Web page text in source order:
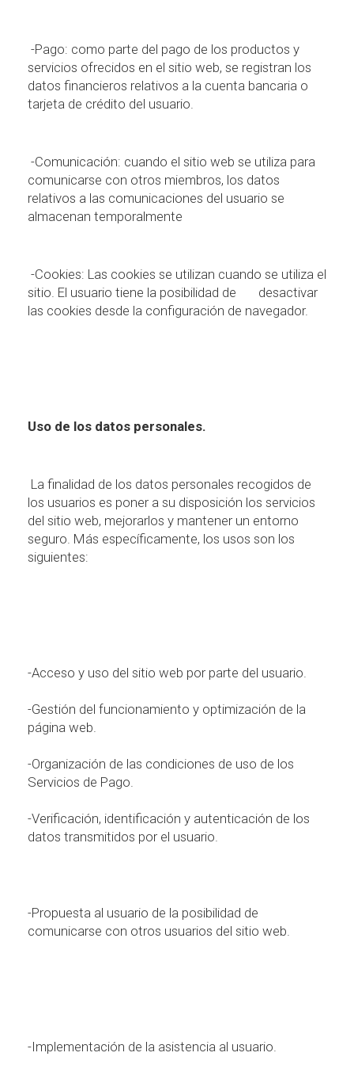
-Pago: como parte del pago de los productos y
servicios ofrecidos en el sitio web, se registran los
datos financieros relativos a la cuenta bancaria o
tarjeta de crédito del usuario.
-Comunicación: cuando el sitio web se utiliza para
comunicarse con otros miembros, los datos
relativos a las comunicaciones del usuario se
almacenan temporalmente
-Cookies: Las cookies se utilizan cuando se utiliza el
sitio. El usuario tiene la posibilidad de
desactivar
las cookies desde la configuración de navegador.
Uso de los datos personales.
La finalidad de los datos personales recogidos de
los usuarios es poner a su disposición los servicios
del sitio web, mejorarlos y mantener un entorno
seguro. Más específicamente, los usos son los
siguientes:
-Acceso y uso del sitio web por parte del usuario.
-Gestión del funcionamiento y optimización de la
página web.
-Organización de las condiciones de uso de los
Servicios de Pago.
-Verificación, identificación y autenticación de los
datos transmitidos por el usuario.
-Propuesta al usuario de la posibilidad de
comunicarse con otros usuarios del sitio web.
-Implementación de la asistencia al usuario.